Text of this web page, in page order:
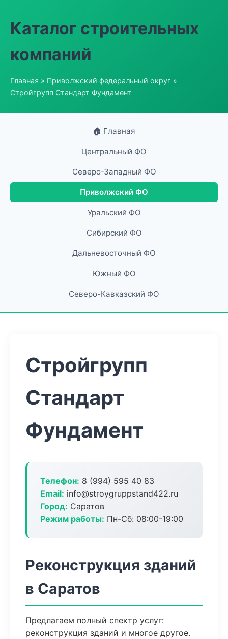
Каталог строительных
компаний
Главная » Приволжский федеральный округ »
Стройгрупп Стандарт Фундамент
🏠 Главная
Центральный ФО
Северо-Западный ФО
Приволжский ФО
Уральский ФО
Сибирский ФО
Дальневосточный ФО
Южный ФО
Северо-Кавказский ФО
Стройгрупп
Стандарт
Фундамент
Телефон: 8 (994) 595 40 83
Email: info@stroygruppstand422.ru
Город: Саратов
Режим работы: Пн-Сб: 08:00-19:00
Реконструкция зданий
в Саратов
Предлагаем полный спектр услуг:
реконструкция зданий и многое другое.